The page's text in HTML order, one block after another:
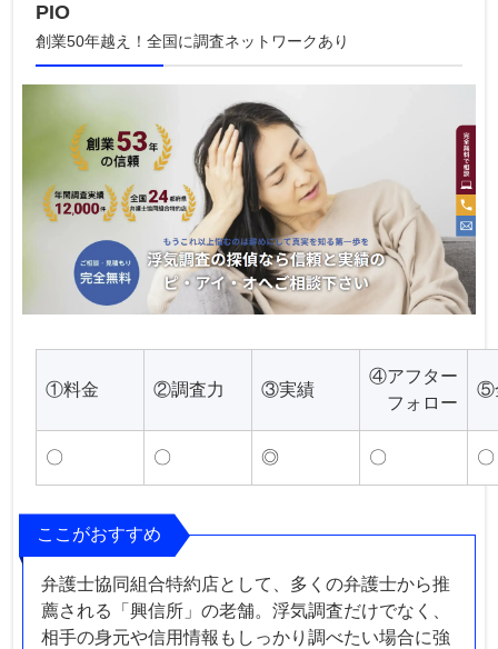
PIO
創業50年越え！全国に調査ネットワークあり
①料金 ②調査力 ③実績
④アフター
フォロー
⑤
〇 〇 ◎ 〇 〇
ここがおすすめ
弁護士協同組合特約店として、多くの弁護士から推
薦される「興信所」の老舗。浮気調査だけでなく、
相手の身元や信用情報もしっかり調べたい場合に強